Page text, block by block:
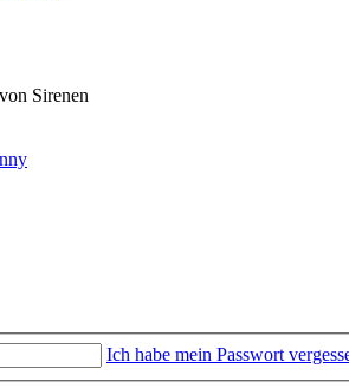
Sirenen
Ich habe mein Passwort